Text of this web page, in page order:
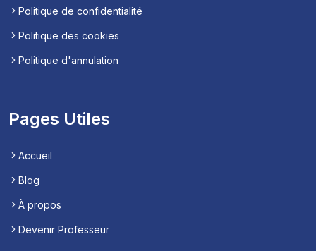
Politique de confidentialité
Politique des cookies
Politique d'annulation
Pages Utiles
Accueil
Blog
À propos
Devenir Professeur